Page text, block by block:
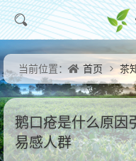
当前位置： 首页 茶
鹅口疮是什么原因
易感人群